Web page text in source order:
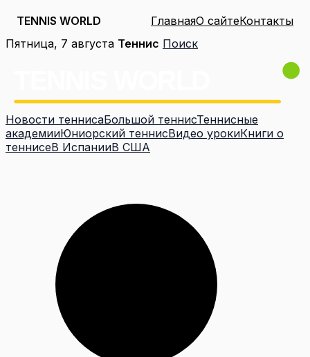
TENNIS WORLD ГлавнаяО сайтеКонтакты
Перейти
Пятница, 7 августа Теннис Поиск
Новости теннисаБольшой теннисТеннисные
академииЮниорский теннисВидео урокиКниги о
теннисеВ ИспанииВ США